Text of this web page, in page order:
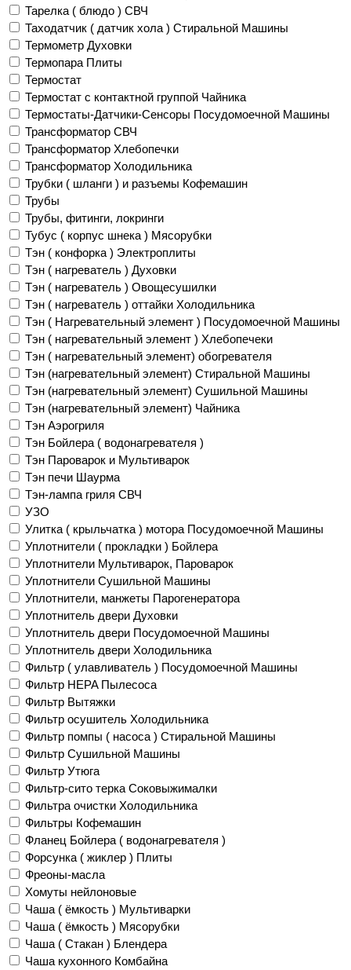
Тарелка ( блюдо ) СВЧ
Таходатчик ( датчик хола ) Стиральной Машины
Термометр Духовки
Термопара Плиты
Термостат
Термостат с контактной группой Чайника
Термостаты-Датчики-Сенсоры Посудомоечной Машины
Трансформатор СВЧ
Трансформатор Хлебопечки
Трансформатор Холодильника
Трубки ( шланги ) и разъемы Кофемашин
Трубы
Трубы, фитинги, локринги
Тубус ( корпус шнека ) Мясорубки
Тэн ( конфорка ) Электроплиты
Тэн ( нагреватель ) Духовки
Тэн ( нагреватель ) Овощесушилки
Тэн ( нагреватель ) оттайки Холодильника
Тэн ( Нагревательный элемент ) Посудомоечной Машины
Тэн ( нагревательный элемент ) Хлебопечеки
Тэн ( нагревательный элемент) обогревателя
Тэн (нагревательный элемент) Стиральной Машины
Тэн (нагревательный элемент) Сушильной Машины
Тэн (нагревательный элемент) Чайника
Тэн Аэрогриля
Тэн Бойлера ( водонагревателя )
Тэн Пароварок и Мультиварок
Тэн печи Шаурма
Тэн-лампа гриля СВЧ
УЗО
Улитка ( крыльчатка ) мотора Посудомоечной Машины
Уплотнители ( прокладки ) Бойлера
Уплотнители Мультиварок, Пароварок
Уплотнители Сушильной Машины
Уплотнители, манжеты Парогенератора
Уплотнитель двери Духовки
Уплотнитель двери Посудомоечной Машины
Уплотнитель двери Холодильника
Фильтр ( улавливатель ) Посудомоечной Машины
Фильтр HEPA Пылесоса
Фильтр Вытяжки
Фильтр осушитель Холодильника
Фильтр помпы ( насоса ) Стиральной Машины
Фильтр Сушильной Машины
Фильтр Утюга
Фильтр-сито терка Соковыжималки
Фильтра очистки Холодильника
Фильтры Кофемашин
Фланец Бойлера ( водонагревателя )
Форсунка ( жиклер ) Плиты
Фреоны-масла
Хомуты нейлоновые
Чаша ( ёмкость ) Мультиварки
Чаша ( ёмкость ) Мясорубки
Чаша ( Стакан ) Блендера
Чаша кухонного Комбайна